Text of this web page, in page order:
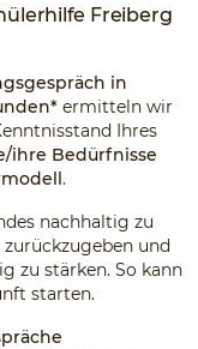
Freiberg
in
ermitteln wir
Ihres
ihre Bedürfnisse
.
nachhaltig zu
und
zu stärken. So kann
starten.